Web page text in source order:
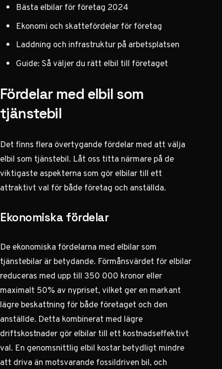
Bästa elbilar för företag 2024
Ekonomi och skattefördelar för företag
Laddning och infrastruktur på arbetsplatsen
Guide: Så väljer du rätt elbil till företaget
Fördelar med elbil som
tjänstebil
Det finns flera övertygande fördelar med att välja
elbil som tjänstebil. Låt oss titta närmare på de
viktigaste aspekterna som gör elbilar till ett
attraktivt val för både företag och anställda.
Ekonomiska fördelar
De ekonomiska fördelarna med elbilar som
tjänstebilar är betydande. Förmånsvärdet för elbilar
reduceras med upp till 350 000 kronor eller
maximalt 50% av nypriset, vilket ger en markant
lägre beskattning för både företaget och den
anställde. Detta kombinerat med lägre
driftskostnader gör elbilar till ett kostnadseffektivt
val. En genomsnittlig elbil kostar betydligt mindre
att driva än motsvarande fossildriven bil, och